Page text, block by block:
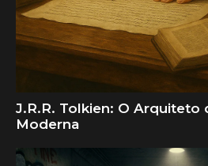
J.R.R. Tolkien: O Arquiteto
Moderna